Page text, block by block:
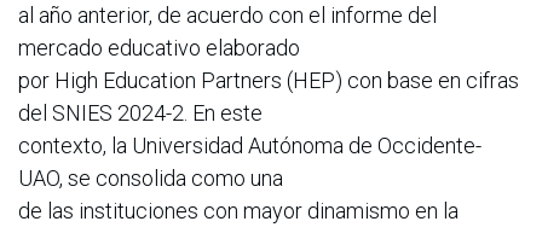
al año anterior, de acuerdo con el informe del
mercado educativo elaborado
por High Education Partners (HEP) con base en cifras
del SNIES 2024-2. En este
contexto, la Universidad Autónoma de Occidente-
UAO, se consolida como una
de las instituciones con mayor dinamismo en la